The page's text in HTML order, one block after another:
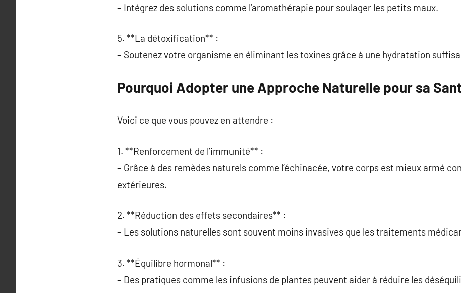
– Intégrez des solutions comme l’aromathérapie pour soulager les petits maux.
5. **La détoxification** :
– Soutenez votre organisme en éliminant les toxines grâce à une hydratation
Pourquoi Adopter une Approche Naturelle pour sa
Voici ce que vous pouvez en attendre :
1. **Renforcement de l’immunité** :
– Grâce à des remèdes naturels comme l’échinacée, votre corps est mieux armé
extérieures.
2. **Réduction des effets secondaires** :
– Les solutions naturelles sont souvent moins invasives que les traitements
3. **Équilibre hormonal** :
– Des pratiques comme les infusions de plantes peuvent aider à réduire les